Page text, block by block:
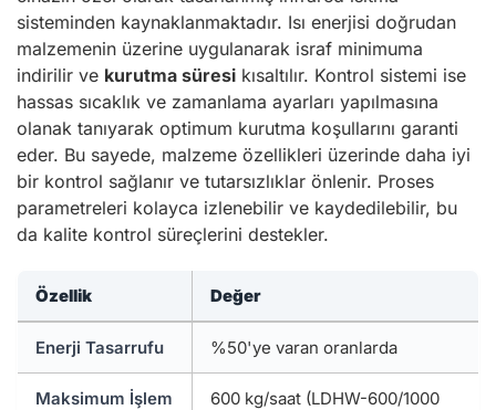
sisteminden kaynaklanmaktadır. Isı enerjisi doğrudan
malzemenin üzerine uygulanarak israf minimuma
indirilir ve kurutma süresi kısaltılır. Kontrol sistemi ise
hassas sıcaklık ve zamanlama ayarları yapılmasına
olanak tanıyarak optimum kurutma koşullarını garanti
eder. Bu sayede, malzeme özellikleri üzerinde daha iyi
bir kontrol sağlanır ve tutarsızlıklar önlenir. Proses
parametreleri kolayca izlenebilir ve kaydedilebilir, bu
da kalite kontrol süreçlerini destekler.
Özellik Değer
Enerji Tasarrufu %50'ye varan oranlarda
Maksimum İşlem
600 kg/saat (LDHW-600/1000